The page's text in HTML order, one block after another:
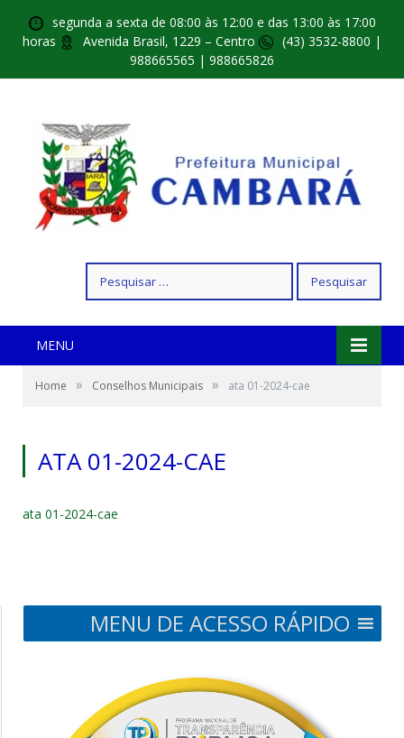
segunda a sexta de 08:00 às 12:00 e das 13:00 às 17:00
horas
Avenida Brasil, 1229 – Centro
(43) 3532-8800 |
988665565 | 988665826
por:
MENU
Home » Conselhos Municipais » ata 01-2024-cae
ATA 01-2024-CAE
ata 01-2024-cae
MENU DE ACESSO RÁPIDO